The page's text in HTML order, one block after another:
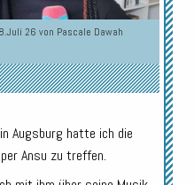
8.Juli 26 von Pascale Dawah
Augsburg hatte ich die
Ansu zu treffen.